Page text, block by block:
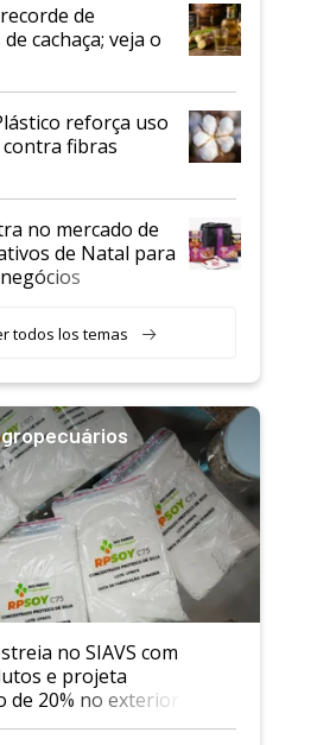
de
cachaça; veja o
reforça uso
fibras
no mercado de
de Natal para
todos los temas
no SIAVS com
e projeta
de 20% no exterior